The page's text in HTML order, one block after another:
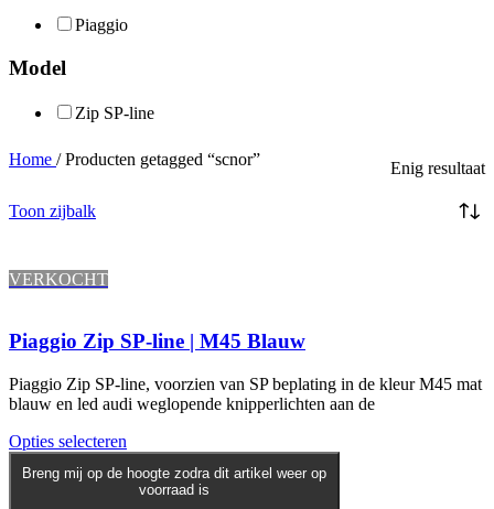
Piaggio
Model
Zip SP-line
Home / Producten getagged “scnor” Enig resultaat
Toon zijbalk
VERKOCHT
Piaggio Zip SP-line | M45 Blauw
Piaggio Zip SP-line, voorzien van SP beplating in de kleur M45 mat
blauw en led audi weglopende knipperlichten aan de
Opties selecteren
Breng mij op de hoogte zodra dit artikel weer op
voorraad is